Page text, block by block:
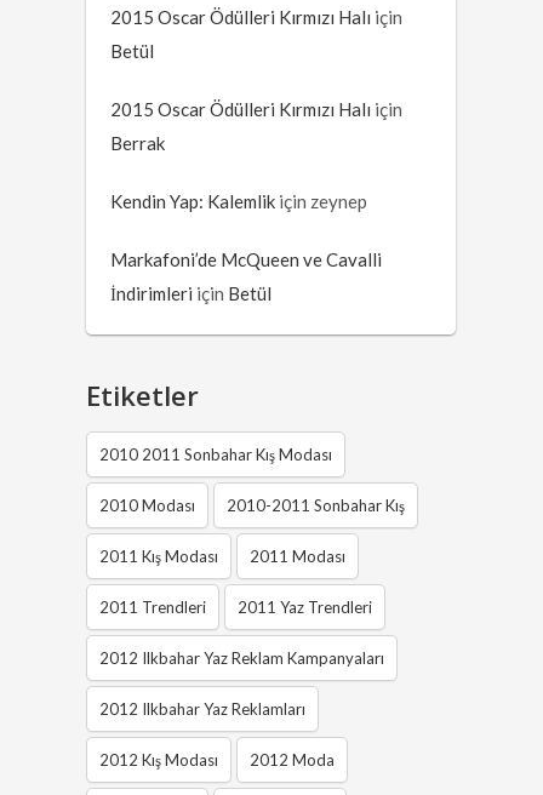
2015 Oscar Ödülleri Kırmızı Halı için
Betül
2015 Oscar Ödülleri Kırmızı Halı için
Berrak
Kendin Yap: Kalemlik için zeynep
Markafoni’de McQueen ve Cavalli
İndirimleri için Betül
Etiketler
2010 2011 Sonbahar Kış Modası
2010 Modası 2010-2011 Sonbahar Kış
2011 Kış Modası 2011 Modası
2011 Trendleri 2011 Yaz Trendleri
2012 Ilkbahar Yaz Reklam Kampanyaları
2012 Ilkbahar Yaz Reklamları
2012 Kış Modası 2012 Moda